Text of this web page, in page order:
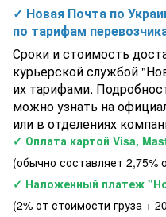
✓ Новая Почта по
по тарифам
Сроки и стоимость
курьерской службой
их тарифами.
можно узнать на
или в отделениях
✓ Оплата картой Visa,
(обычно составляет 2,75%
✓ Наложенный платеж
(2% от стоимости груза +